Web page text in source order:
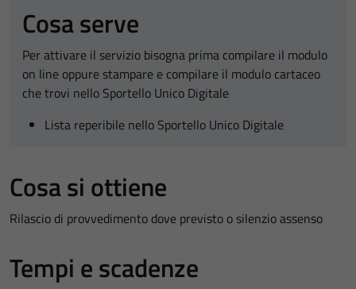
Cosa serve
Per attivare il servizio bisogna prima compilare il modulo
on line oppure stampare e compilare il modulo cartaceo
che trovi nello Sportello Unico Digitale
Lista reperibile nello Sportello Unico Digitale
Cosa si ottiene
Rilascio di provvedimento dove previsto o silenzio assenso
Tempi e scadenze